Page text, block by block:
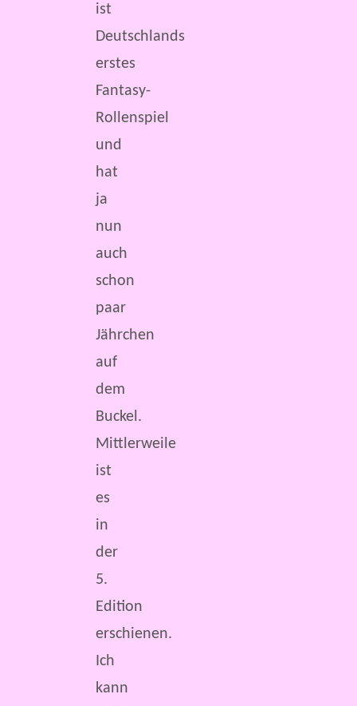
ist
Deutschlands
erstes
Fantasy-
Rollenspiel
und
hat
ja
nun
auch
schon
paar
Jährchen
auf
dem
Buckel.
Mittlerweile
ist
es
in
der
5.
Edition
erschienen.
Ich
kann